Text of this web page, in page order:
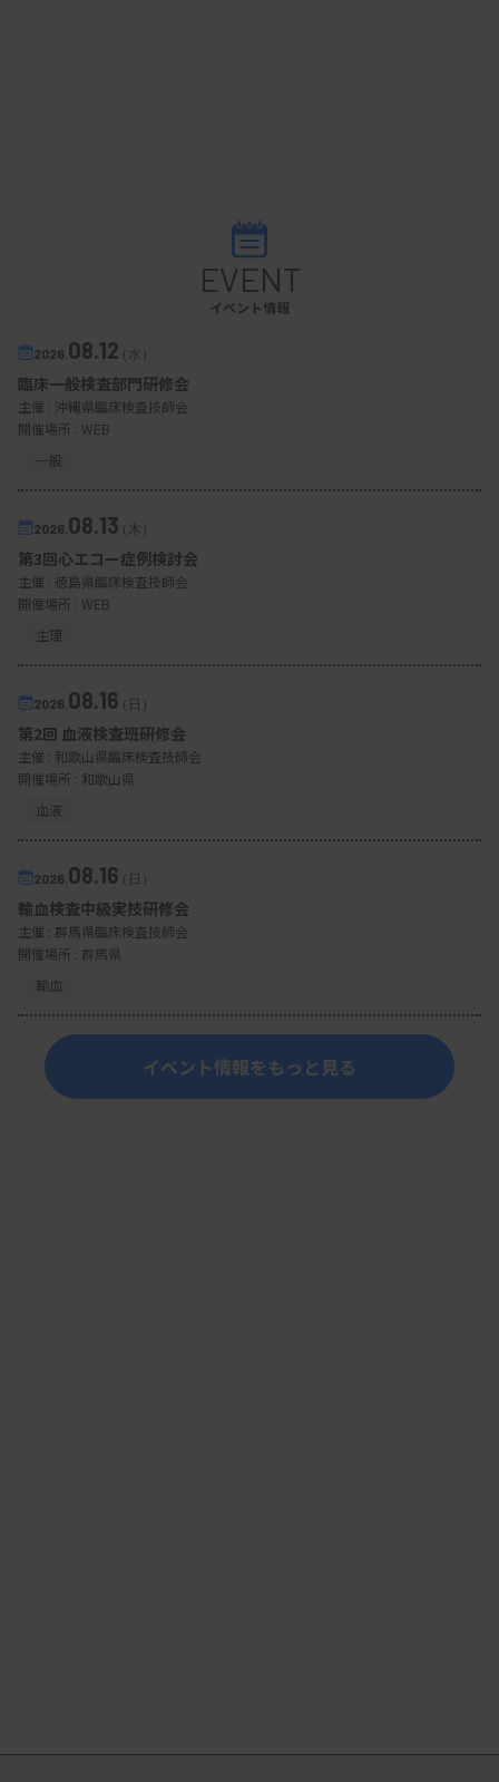
EVENT
イベント情報
2026. 08.12（水）
臨床一般検査部門研修会
主催 : 沖縄県臨床検査技師会
開催場所 : WEB
一般
2026. 08.13（木）
第3回心エコー症例検討会
主催 : 徳島県臨床検査技師会
開催場所 : WEB
生理
2026. 08.16（日）
第2回 血液検査班研修会
主催 : 和歌山県臨床検査技師会
開催場所 : 和歌山県
血液
2026. 08.16（日）
輸血検査中級実技研修会
主催 : 群馬県臨床検査技師会
開催場所 : 群馬県
輸血
イベント情報をもっと見る